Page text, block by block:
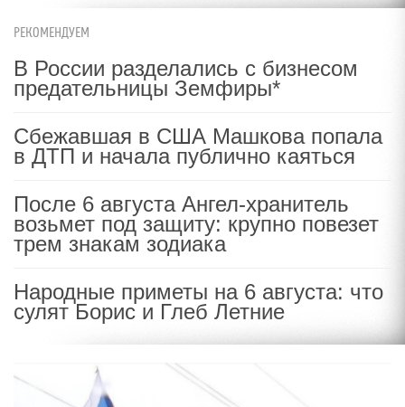
РЕКОМЕНДУЕМ
В России разделались с бизнесом
предательницы Земфиры*
Сбежавшая в США Машкова попала
в ДТП и начала публично каяться
После 6 августа Ангел-хранитель
возьмет под защиту: крупно повезет
трем знакам зодиака
Народные приметы на 6 августа: что
сулят Борис и Глеб Летние